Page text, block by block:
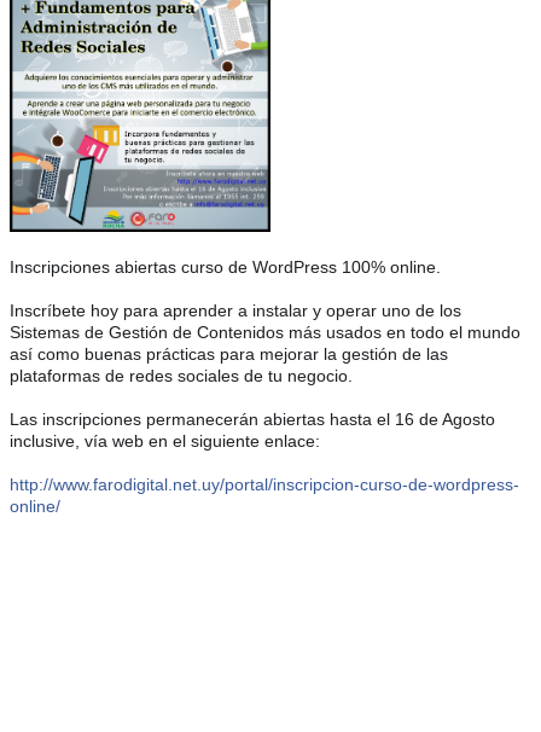
Inscripciones abiertas curso de WordPress 100% online.
Inscríbete hoy para aprender a instalar y operar uno de los
Sistemas de Gestión de Contenidos más usados en todo el mundo
así como buenas prácticas para mejorar la gestión de las
plataformas de redes sociales de tu negocio.
Las inscripciones permanecerán abiertas hasta el 16 de Agosto
inclusive, vía web en el siguiente enlace:
http://www.farodigital.net.uy/portal/inscripcion-curso-de-wordpress-
online/